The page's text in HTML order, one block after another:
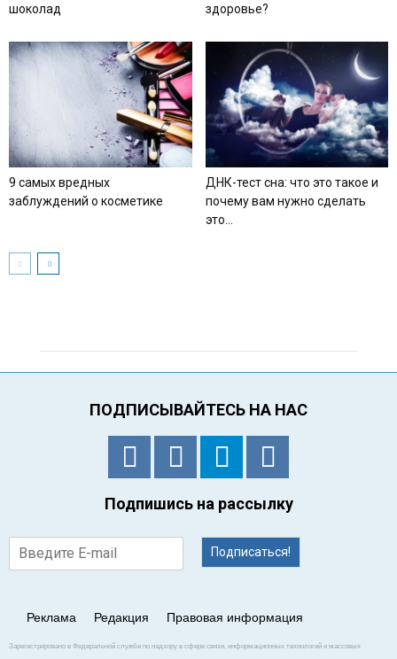
шоколад
здоровье?
9 самых вредных
заблуждений о косметике
ДНК-тест сна: что это такое и
почему вам нужно сделать
это...
ПОДПИСЫВАЙТЕСЬ НА НАС
Подпишись на рассылку
Подписаться!
Реклама Редакция Правовая информация
Зарегистрировано в Федеральной службе по надзору в сфере связи, информационных технологий и массовых